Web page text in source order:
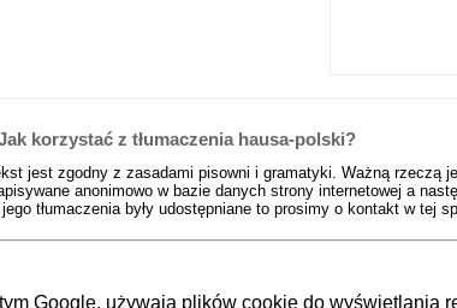
korzystać z tłumaczenia hausa-polski?
jest zgodny z zasadami pisowni i gramatyki. Ważną
anonimowo w bazie danych strony internetowej a
tłumaczenia były udostępniane to prosimy o kontakt w tej
Google, używają plików cookie do